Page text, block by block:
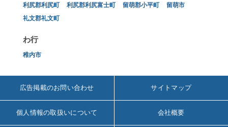
利尻郡利尻町 利尻郡利尻富士町 留萌郡小平町
留萌市
礼文郡礼文町
わ行
稚内市
広告掲載のお問い合わせ サイトマップ
個人情報の取扱いについて 会社概要